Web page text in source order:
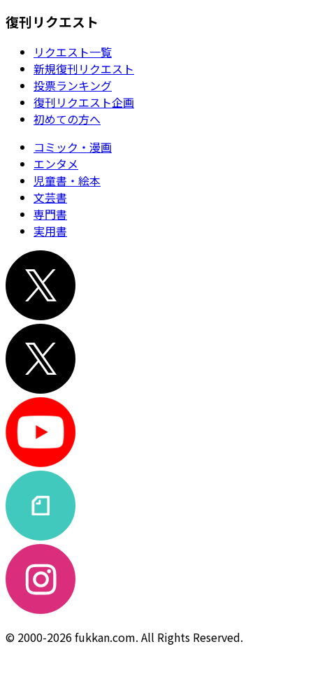
復刊リクエスト
リクエスト一覧
新規復刊リクエスト
投票ランキング
復刊リクエスト企画
初めての方へ
コミック・漫画
エンタメ
児童書・絵本
文芸書
専門書
実用書
© 2000-2026 fukkan.com. All Rights Reserved.